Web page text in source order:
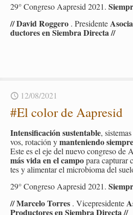
29° Con­gre­so Aa­pre­sid 2021.
// David Rog­ge­ro . Pre­si­den­te
duc­to­res en Siem­bra Di­rec­ta //
12/08/2021
#El color de Aa­pre­sid
In­ten­si­fi­ca­ción sus­ten­ta­ble,
vos, ro­ta­ción yman­te­nien­do
Este es el eje del nuevo con­gre­so de
más vida en el campopara cap­tu­rar
tes y ali­men­tar el mi­cro­bio­ma del
29° Con­gre­so Aa­pre­sid 2021.
// Mar­ce­lo To­rres . Vi­ce­pre­si­den­te
Pro­duc­to­res en Siem­bra Di­rec­ta //